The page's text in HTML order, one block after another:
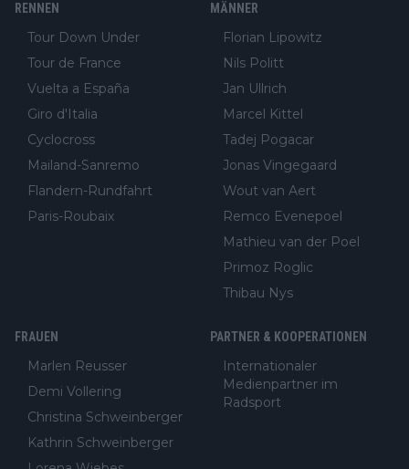
RENNEN
Tour Down Under
Tour de France
Vuelta a España
Giro d'Italia
Cyclocross
Mailand-Sanremo
Flandern-Rundfahrt
Paris-Roubaix
MÄNNER
Florian Lipowitz
Nils Politt
Jan Ullrich
Marcel Kittel
Tadej Pogacar
Jonas Vingegaard
Wout van Aert
Remco Evenepoel
Mathieu van der Poel
Primoz Roglic
Thibau Nys
FRAUEN
Marlen Reusser
Demi Vollering
Christina Schweinberger
Kathrin Schweinberger
PARTNER & KOOPERATIONEN
Internationaler
Medienpartner im
Radsport